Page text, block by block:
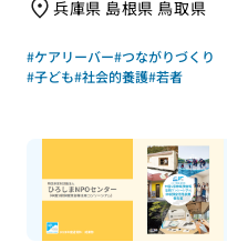
｜さんいん若者サポートネッ
ワーカーズコープ・センター
事業団）｜成果物レポート
兵庫県 島根県 鳥取県
#ケアリーバー#つながりづくり
#子ども#社会的養護#若者